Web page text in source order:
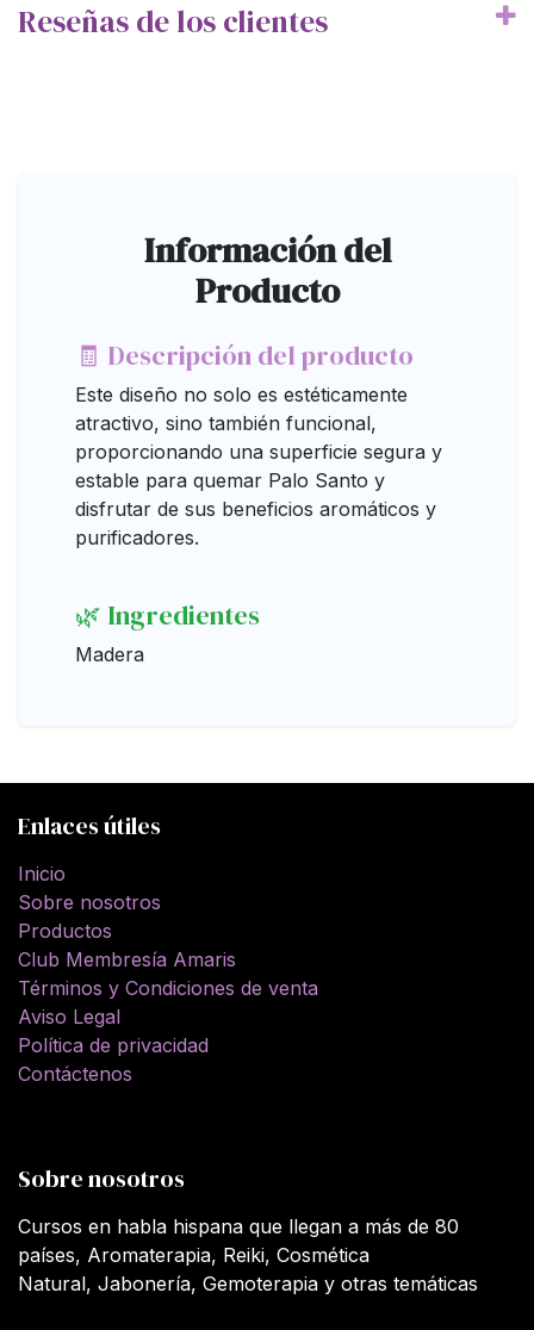
Reseñas de los clientes
Información del
Producto
🧾 Descripción del producto
Este diseño no solo es estéticamente
atractivo, sino también funcional,
proporcionando una superficie segura y
estable para quemar Palo Santo y
disfrutar de sus beneficios aromáticos y
purificadores.
🌿 Ingredientes
Madera
Enlaces útiles
Inicio
Sobre nosotros
Productos
Club Membresía Amaris
Términos y Condiciones de venta
Aviso Legal
Política de privacidad
Contáctenos
Sobre nosotros
Cursos en habla hispana que llegan a más de 80
países, Aromaterapia, Reiki, Cosmética
Natural, Jabonería, Gemoterapia y otras temáticas